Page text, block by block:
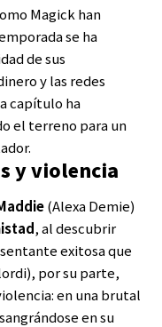
Magick han
se ha
de sus
y las redes
capítulo ha
el terreno para un
y violencia
(Alexa Demie)
, al descubrir
exitosa que
por su parte,
en una brutal
en su